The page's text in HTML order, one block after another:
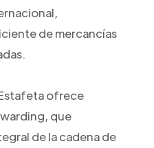
de mercancías
ofrece
que
de la cadena de